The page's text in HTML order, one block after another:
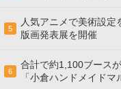
5
人気アニメで美術設
版画発表展を開催
6
合計で約1,100ブース
「小倉ハンドメイド